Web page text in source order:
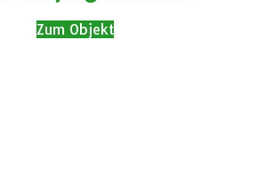
Zum Objekt